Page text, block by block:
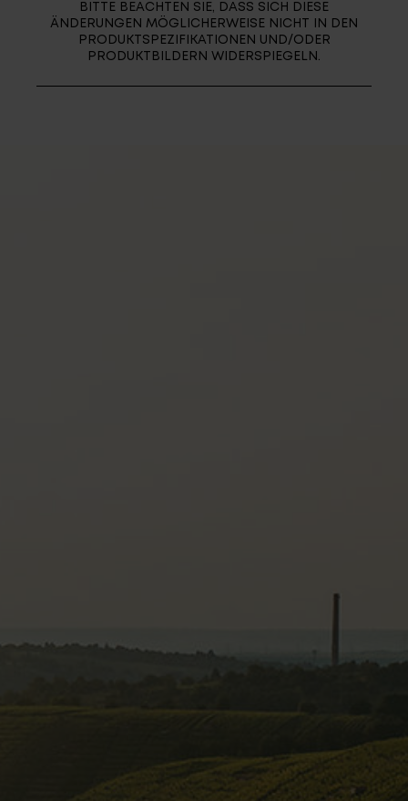
BITTE BEACHTEN SIE, DASS SICH DIESE
ÄNDERUNGEN MÖGLICHERWEISE NICHT IN DEN
PRODUKTSPEZIFIKATIONEN UND/ODER
PRODUKTBILDERN WIDERSPIEGELN.